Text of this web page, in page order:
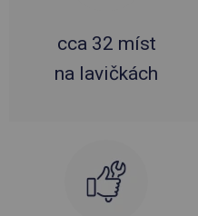
cca 32 míst
na lavičkách